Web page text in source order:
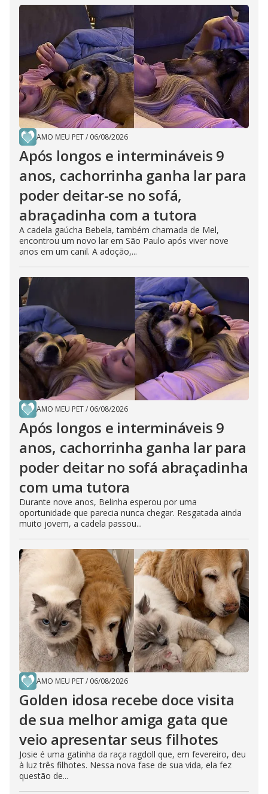
AMO MEU PET/ 06/08/2026
Após longos e intermináveis 9
anos, cachorrinha ganha lar para
poder deitar-se no sofá,
abraçadinha com a tutora
A cadela gaúcha Bebela, também chamada de Mel,
encontrou um novo lar em São Paulo após viver nove
anos em um canil. A adoção,...
AMO MEU PET/ 06/08/2026
Após longos e intermináveis 9
anos, cachorrinha ganha lar para
poder deitar no sofá abraçadinha
com uma tutora
Durante nove anos, Belinha esperou por uma
oportunidade que parecia nunca chegar. Resgatada ainda
muito jovem, a cadela passou...
AMO MEU PET/ 06/08/2026
Golden idosa recebe doce visita
de sua melhor amiga gata que
veio apresentar seus filhotes
Josie é uma gatinha da raça ragdoll que, em fevereiro, deu
à luz três filhotes. Nessa nova fase de sua vida, ela fez
questão de...